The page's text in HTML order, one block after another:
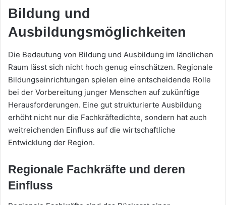
Bildung und
Ausbildungsmöglichkeiten
Die Bedeutung von Bildung und Ausbildung im ländlichen
Raum lässt sich nicht hoch genug einschätzen. Regionale
Bildungseinrichtungen spielen eine entscheidende Rolle
bei der Vorbereitung junger Menschen auf zukünftige
Herausforderungen. Eine gut strukturierte Ausbildung
erhöht nicht nur die Fachkräftedichte, sondern hat auch
weitreichenden Einfluss auf die wirtschaftliche
Entwicklung der Region.
Regionale Fachkräfte und deren
Einfluss